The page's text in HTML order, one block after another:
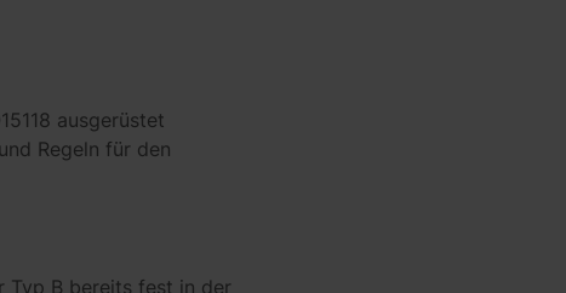
ausgerüstet
Regeln für den
Typ B bereits fest in der